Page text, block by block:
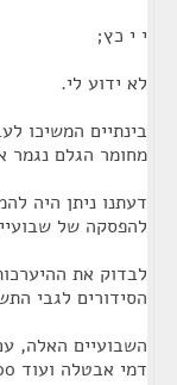
י י כץ;
לא ידוע לי.
בינתיים המשיכו
מחומר הגלם נגמר
דעתנו ניתן היה
להפסקה של
לבדוק את
הסידורים לגבי
השבועיים האלה,
דמי אבטלה ועוד 500 ש"ח שאנחנו